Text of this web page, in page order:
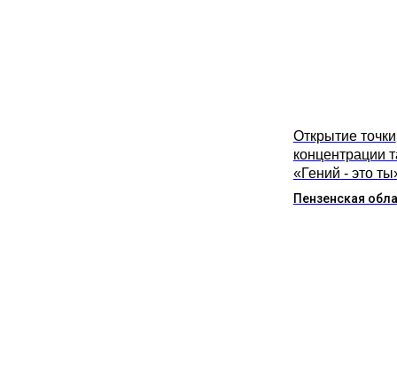
Открытие точки
концентрации
«Гений - это
Пензенская